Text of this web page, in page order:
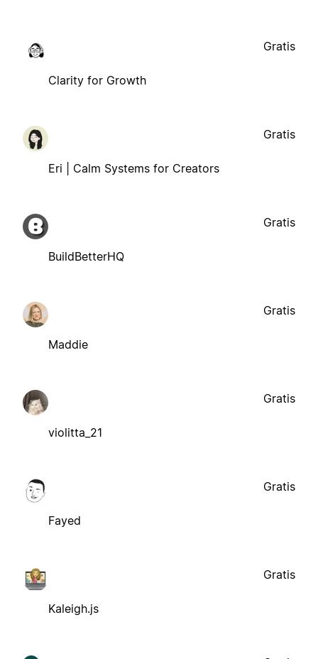
Clarity for Growth
Gratis
Eri | Calm Systems for Creators
Gratis
BuildBetterHQ
Gratis
Maddie
Gratis
violitta_21
Gratis
Fayed
Gratis
Kaleigh.js
Gratis